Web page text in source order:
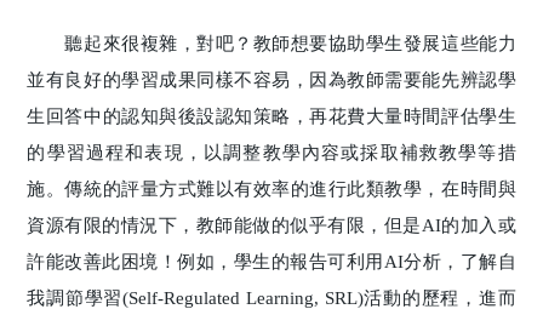
聽起來很複雜，對吧？教師想要協助學生發展這些能力
並有良好的學習成果同樣不容易，因為教師需要能先辨認學
生回答中的認知與後設認知策略，再花費大量時間評估學生
的學習過程和表現，以調整教學內容或採取補救教學等措
施。傳統的評量方式難以有效率的進行此類教學，在時間與
資源有限的情況下，教師能做的似乎有限，但是AI的加入或
許能改善此困境！例如，學生的報告可利用AI分析，了解自
我調節學習(Self-Regulated Learning, SRL)活動的歷程，進而